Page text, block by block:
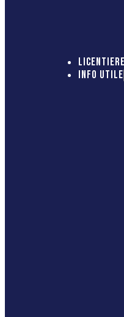
LICENTIERE
INFO UTILE